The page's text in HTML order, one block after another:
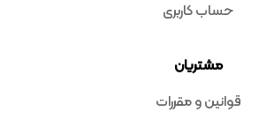
حساب کاربری
مشتریان
قوانین و مقررات